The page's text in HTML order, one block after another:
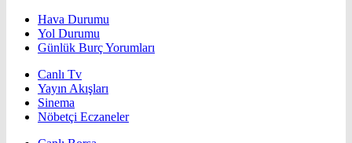
Hava Durumu
Yol Durumu
Günlük Burç Yorumları
Canlı Tv
Yayın Akışları
Sinema
Nöbetçi Eczaneler